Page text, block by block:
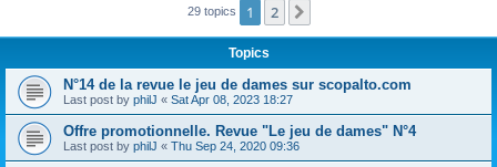
29 topics 1 2
Topics
N°14 de la revue le jeu de dames sur scopalto.com
Last post by philJ « Sat Apr 08, 2023 18:27
Offre promotionnelle. Revue "Le jeu de dames" N°4
Last post by philJ « Thu Sep 24, 2020 09:36